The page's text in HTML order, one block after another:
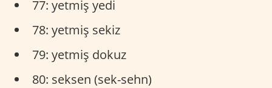
77: yetmiş yedi
78: yetmiş sekiz
79: yetmiş dokuz
80: seksen (sek-sehn)